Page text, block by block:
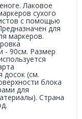
Лаковое
сухого
с помощью
для
маркеров.
- 90см. Размер
досок (см.
блока
для
Страна